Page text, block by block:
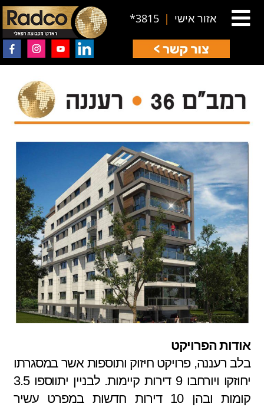
אזור אישי |
3815*
אודות הפרויקט
בלב רעננה, פרויקט חיזוק ותוספות אשר במסגרתו
יחוזקו ויורחבו 9 דירות קיימות. לבניין יתווספו 3.5
קומות ובהן 10 דירות חדשות במפרט עשיר